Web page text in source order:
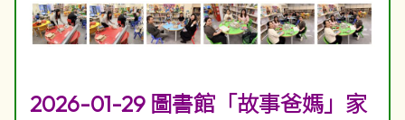
2026-01-29 圖書館「故事爸媽」家